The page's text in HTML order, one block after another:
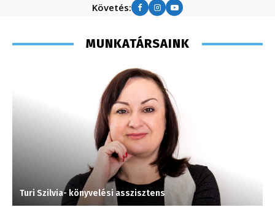
Követés:
MUNKATÁRSAINK
Turi Szilvia- könyvelési asszisztens